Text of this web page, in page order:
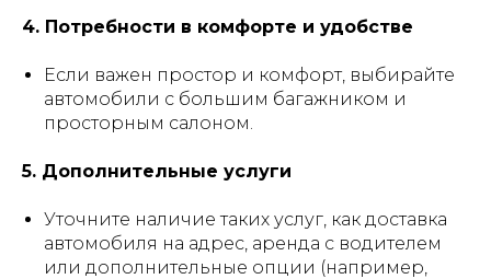
4. Потребности в комфорте и удобстве
Если важен простор и комфорт, выбирайте
автомобили с большим багажником и
просторным салоном.
5. Дополнительные услуги
Уточните наличие таких услуг, как доставка
автомобиля на адрес, аренда с водителем
или дополнительные опции (например,